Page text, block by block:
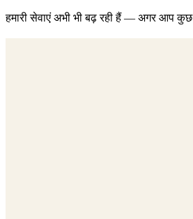
हमारी सेवाएं अभी भी बढ़ रही हैं — अगर आप कुछ